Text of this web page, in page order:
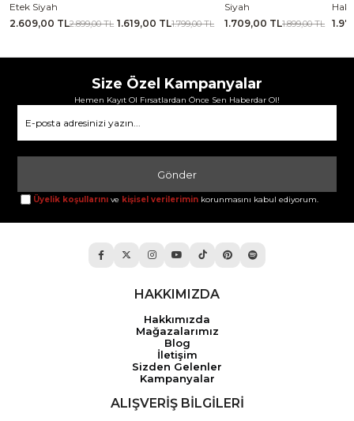
Etek Siyah
2.609,00 TL2.899,00 TL 1.619,00 TL1.799,00 TL
Siyah
1.709,00 TL1.899,00 TL
Haki
Size Özel Kampanyalar
Hemen Kayıt Ol Fırsatlardan Önce Sen Haberdar Ol!
Gönder
Üyelik koşullarını ve kişisel verilerimin korunmasını kabul ediyorum.
HAKKIMIZDA
Hakkımızda
Mağazalarımız
Blog
İletişim
Sizden Gelenler
Kampanyalar
ALIŞVERİŞ BİLGİLERİ